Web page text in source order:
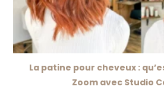
La patine pour cheveux :
Zoom avec Studio